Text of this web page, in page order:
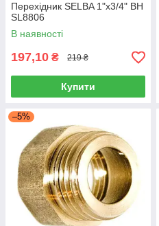
Перехідник SELBA 1"х3/4" ВН
SL8806
В наявності
197,10 ₴ 219 ₴
Купити
–5%